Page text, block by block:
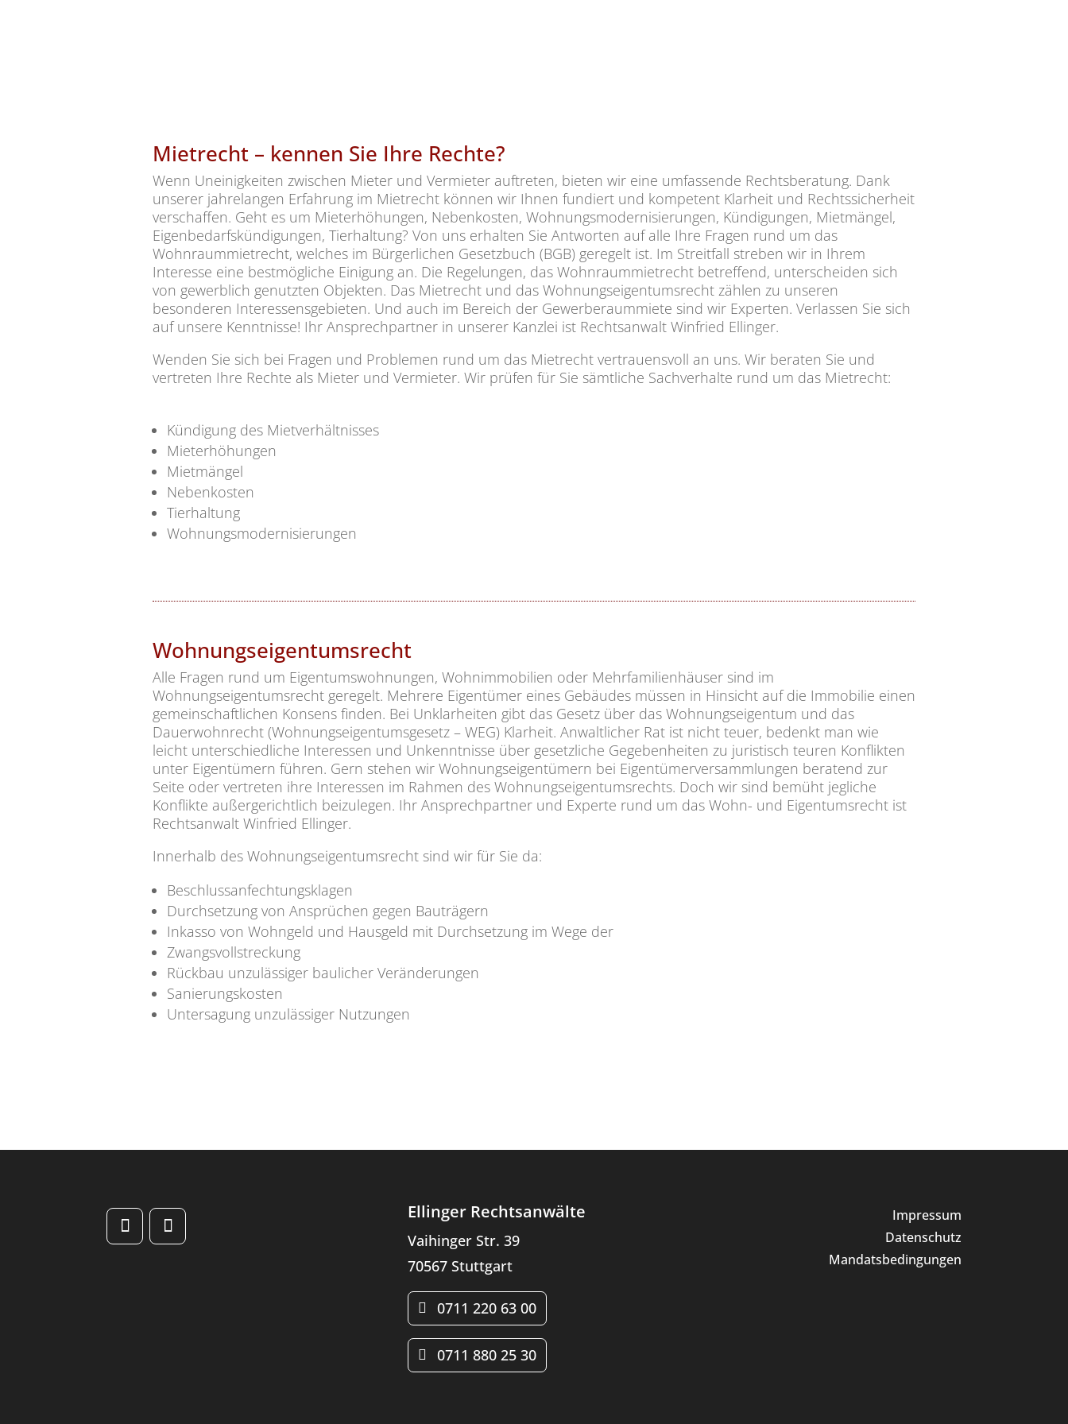
Mietrecht – kennen Sie Ihre Rechte?
Wenn Uneinigkeiten zwischen Mieter und Vermieter auftreten, bieten wir eine umfassende Rechtsberatung. Dank
unserer jahrelangen Erfahrung im Mietrecht können wir Ihnen fundiert und kompetent Klarheit und Rechtssicherheit
verschaffen. Geht es um Mieterhöhungen, Nebenkosten, Wohnungsmodernisierungen, Kündigungen, Mietmängel,
Eigenbedarfskündigungen, Tierhaltung? Von uns erhalten Sie Antworten auf alle Ihre Fragen rund um das
Wohnraummietrecht, welches im Bürgerlichen Gesetzbuch (BGB) geregelt ist. Im Streitfall streben wir in Ihrem
Interesse eine bestmögliche Einigung an. Die Regelungen, das Wohnraummietrecht betreffend, unterscheiden sich
von gewerblich genutzten Objekten. Das Mietrecht und das Wohnungseigentumsrecht zählen zu unseren
besonderen Interessensgebieten. Und auch im Bereich der Gewerberaummiete sind wir Experten. Verlassen Sie sich
auf unsere Kenntnisse! Ihr Ansprechpartner in unserer Kanzlei ist Rechtsanwalt Winfried Ellinger.
Wenden Sie sich bei Fragen und Problemen rund um das Mietrecht vertrauensvoll an uns. Wir beraten Sie und
vertreten Ihre Rechte als Mieter und Vermieter. Wir prüfen für Sie sämtliche Sachverhalte rund um das Mietrecht:
Kündigung des Mietverhältnisses
Mieterhöhungen
Mietmängel
Nebenkosten
Tierhaltung
Wohnungsmodernisierungen
Wohnungseigentumsrecht
Alle Fragen rund um Eigentumswohnungen, Wohnimmobilien oder Mehrfamilienhäuser sind im
Wohnungseigentumsrecht geregelt. Mehrere Eigentümer eines Gebäudes müssen in Hinsicht auf die Immobilie einen
gemeinschaftlichen Konsens finden. Bei Unklarheiten gibt das Gesetz über das Wohnungseigentum und das
Dauerwohnrecht (Wohnungseigentumsgesetz – WEG) Klarheit. Anwaltlicher Rat ist nicht teuer, bedenkt man wie
leicht unterschiedliche Interessen und Unkenntnisse über gesetzliche Gegebenheiten zu juristisch teuren Konflikten
unter Eigentümern führen. Gern stehen wir Wohnungseigentümern bei Eigentümerversammlungen beratend zur
Seite oder vertreten ihre Interessen im Rahmen des Wohnungseigentumsrechts. Doch wir sind bemüht jegliche
Konflikte außergerichtlich beizulegen. Ihr Ansprechpartner und Experte rund um das Wohn- und Eigentumsrecht ist
Rechtsanwalt Winfried Ellinger.
Innerhalb des Wohnungseigentumsrecht sind wir für Sie da:
Beschlussanfechtungsklagen
Durchsetzung von Ansprüchen gegen Bauträgern
Inkasso von Wohngeld und Hausgeld mit Durchsetzung im Wege der
Zwangsvollstreckung
Rückbau unzulässiger baulicher Veränderungen
Sanierungskosten
Untersagung unzulässiger Nutzungen
Ellinger Rechtsanwälte
Vaihinger Str. 39
70567 Stuttgart
0711 220 63 00
0711 880 25 30
Impressum
Datenschutz
Mandatsbedingungen